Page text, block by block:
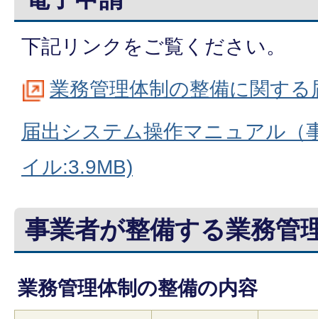
下記リンクをご覧ください。
業務管理体制の整備に関す
届出システム操作マニュアル（
イル:3.9MB)
事業者が整備する業務管
業務管理体制の整備の内容